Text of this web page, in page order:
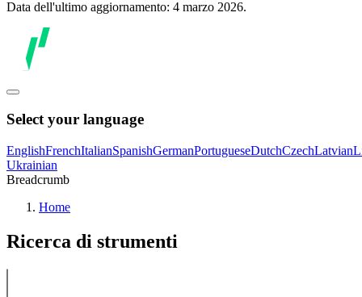
Data dell'ultimo aggiornamento: 4 marzo 2026.
Select your language
EnglishFrenchItalianSpanishGermanPortugueseDutchCzechLatvian
Ukrainian
Breadcrumb
Home
Ricerca di strumenti